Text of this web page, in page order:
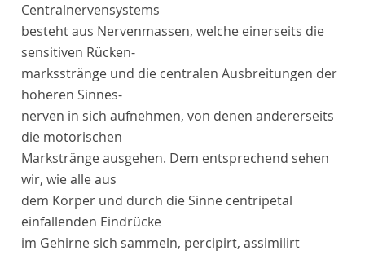
Centralnervensystems
besteht aus Nervenmassen, welche einerseits die
sensitiven Rücken-
marksstränge und die centralen Ausbreitungen der
höheren Sinnes-
nerven in sich aufnehmen, von denen andererseits
die motorischen
Markstränge ausgehen. Dem entsprechend sehen
wir, wie alle aus
dem Körper und durch die Sinne centripetal
einfallenden Eindrücke
im Gehirne sich sammeln, percipirt, assimilirt